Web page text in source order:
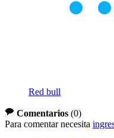
Red bull
Comentarios (0)
Para comentar necesita